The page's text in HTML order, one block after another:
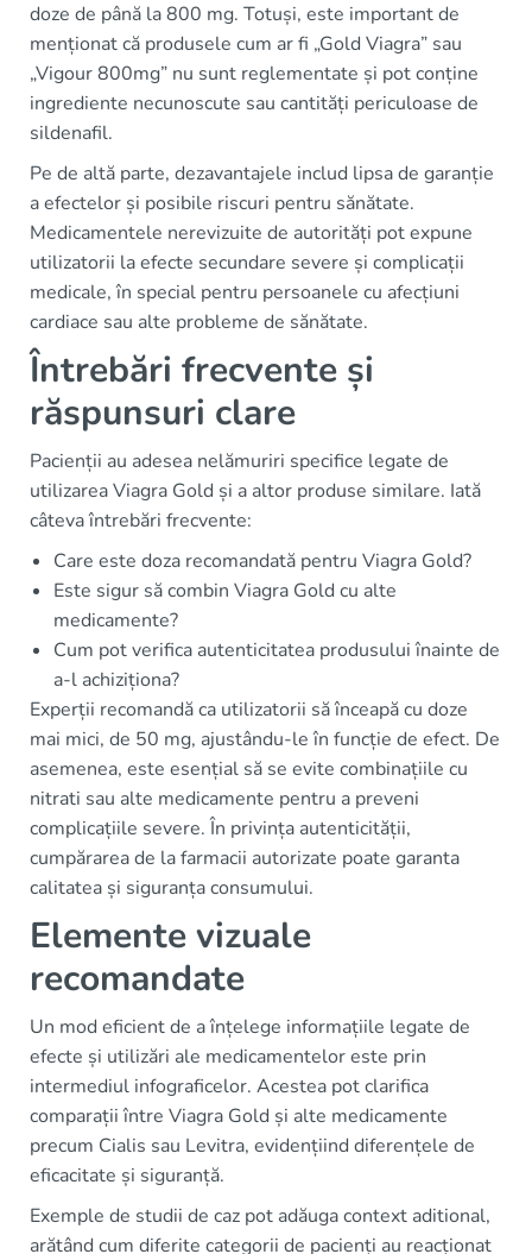
doze de până la 800 mg. Totuși, este important de
menționat că produsele cum ar fi „Gold Viagra” sau
„Vigour 800mg” nu sunt reglementate și pot conține
ingrediente necunoscute sau cantități periculoase de
sildenafil.
Pe de altă parte, dezavantajele includ lipsa de garanție
a efectelor și posibile riscuri pentru sănătate.
Medicamentele nerevizuite de autorități pot expune
utilizatorii la efecte secundare severe și complicații
medicale, în special pentru persoanele cu afecțiuni
cardiace sau alte probleme de sănătate.
Întrebări frecvente și
răspunsuri clare
Pacienții au adesea nelămuriri specifice legate de
utilizarea Viagra Gold și a altor produse similare. Iată
câteva întrebări frecvente:
Care este doza recomandată pentru Viagra Gold?
Este sigur să combin Viagra Gold cu alte
medicamente?
Cum pot verifica autenticitatea produsului înainte de
a-l achiziționa?
Experții recomandă ca utilizatorii să înceapă cu doze
mai mici, de 50 mg, ajustându-le în funcție de efect. De
asemenea, este esențial să se evite combinațiile cu
nitrati sau alte medicamente pentru a preveni
complicațiile severe. În privința autenticității,
cumpărarea de la farmacii autorizate poate garanta
calitatea și siguranța consumului.
Elemente vizuale
recomandate
Un mod eficient de a înțelege informațiile legate de
efecte și utilizări ale medicamentelor este prin
intermediul infograficelor. Acestea pot clarifica
comparații între Viagra Gold și alte medicamente
precum Cialis sau Levitra, evidențiind diferențele de
eficacitate și siguranță.
Exemple de studii de caz pot adăuga context aditional,
arătând cum diferite categorii de pacienți au reacționat